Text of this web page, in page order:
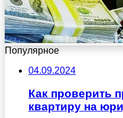
Популярное
04.09.2024
Как проверить
квартиру на